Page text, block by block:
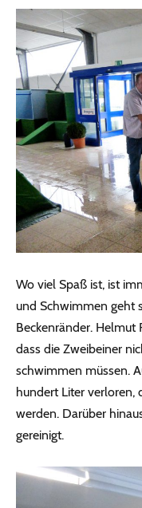
Wo viel Spaß ist, ist
und Schwimmen geht
Beckenränder. Helmut
dass die Zweibeiner
schwimmen müssen.
hundert Liter verloren,
werden. Darüber
gereinigt.